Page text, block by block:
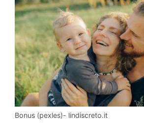
Bonus (pexles)- lindiscreto.it